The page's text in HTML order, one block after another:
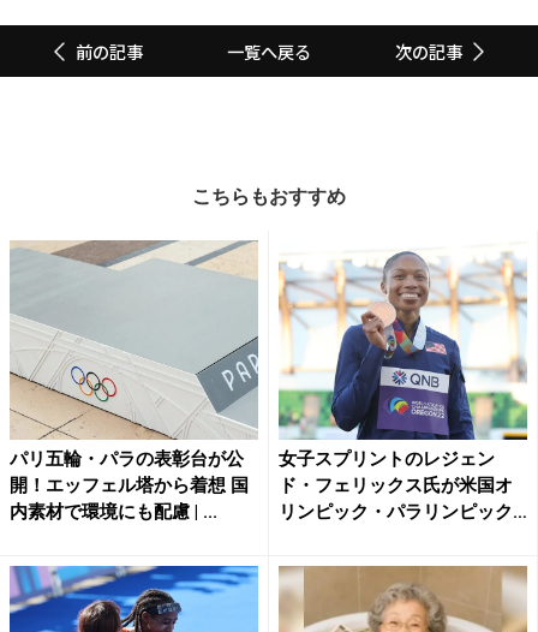
前の記事 一覧へ戻る 次の記事
こちらもおすすめ
パリ五輪・パラの表彰台が公
開！エッフェル塔から着想 国
内素材で環境にも配慮 | ...
女子スプリントのレジェン
ド・フェリックス氏が米国オ
リンピック・パラリンピック